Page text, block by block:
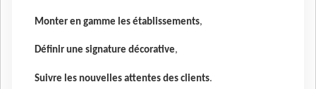
Monter en gamme les établissements,
Définir une signature décorative,
Suivre les nouvelles attentes des clients.